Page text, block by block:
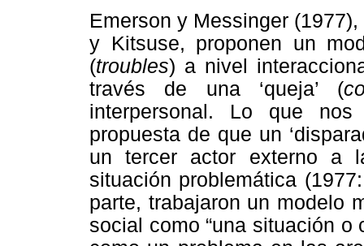
Emerson y Messinger
y Kitsuse, proponen un
(troubles) a nivel
través de una ‘queja’ (
interpersonal. Lo que
propuesta de que un
un tercer actor externo a
situación problemática
parte, trabajaron un modelo
social como “una situación